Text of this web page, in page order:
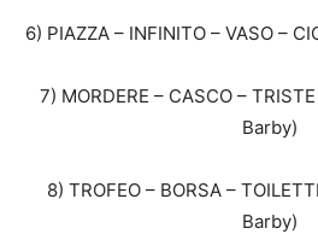
6) PIAZZA – INFINITO – VASO –
7) MORDERE – CASCO –
Barby)
8) TROFEO – BORSA –
Barby)